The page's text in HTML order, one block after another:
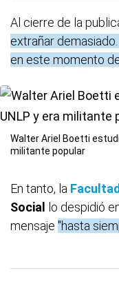
Al cierre de la
extrañar
en este momento
Walter Ariel Boetti
militante popular
En tanto, la
Social
lo despidió
mensaje "hasta